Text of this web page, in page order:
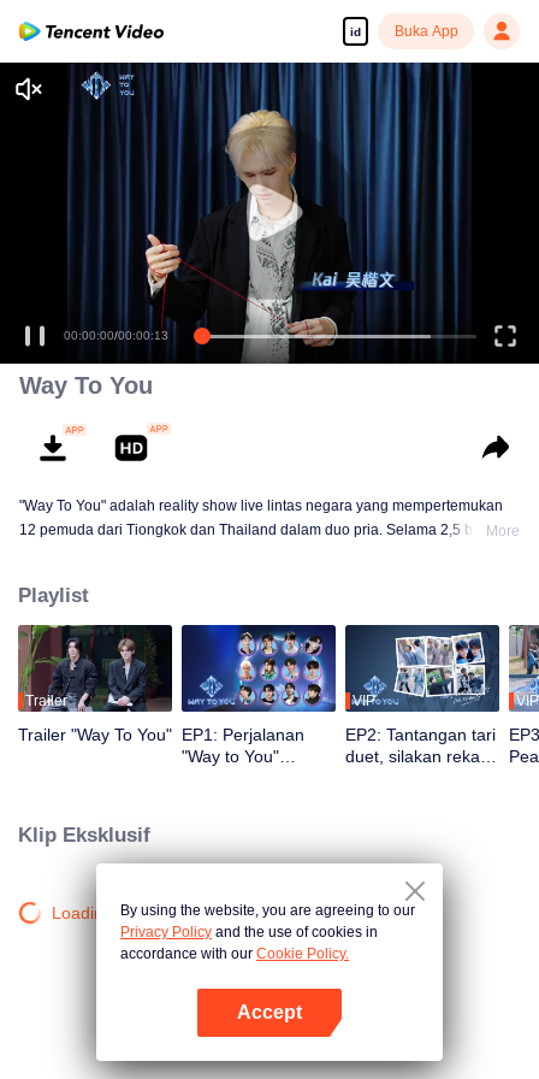
id Buka App
00:00:00/00:00:13
Way To You
"Way To You" adalah reality show live lintas negara yang mempertemukan
12 pemuda dari Tiongkok dan Thailand dalam duo pria. Selama 2,5 bulan,
dengan chemistry terbaik dan paling populer akan mendapatkan
kesempatan debut di panggung global.
More
Playlist
Trailer
Trailer "Way To You" EP1: Perjalanan
"Way to You"
VIP
EP2: Tantangan tari
duet, silakan rekan
VIP
Klip Eksklusif
Loading…By using the website, you are agreeing to our
Privacy Policy and the use of cookies in
accordance with our Cookie Policy.
Accept